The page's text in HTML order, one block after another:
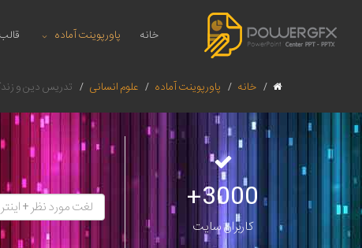
خانه پاورپوینت آماده
خانه پاورپوینت آماده علوم انسانی تدریس دین و
3000+
کاربران سایت